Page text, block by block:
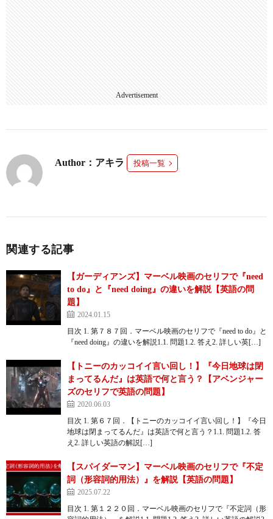
Advertisement
Author：アキラ 投稿一覧
関連する記事
【ガーディアンズ】マーベル映画のセリフで『need
to do』と『need doing』の違いを解説【英語の問
題】
2024.01.15
目次 1. 第７８７回．マーベル映画のセリフで『need to do』と
『need doing』の違いを解説1.1. 問題1.2. 答え2. 詳しい英[…]
【トニーのカッコイイ言い回し！】『今日地球は閉
まってるんだ』は英語で何と言う？【アベンジャー
ズのセリフで英語の問題】
2020.06.03
目次 1. 第６７回．【トニーのカッコイイ言い回し！】『今日
地球は閉まってるんだ』は英語で何と言う？1.1. 問題1.2. 答
え2. 詳しい英語の解説[…]
【スパイダーマン】マーベル映画のセリフで『不定
詞（形容詞的用法）』を解説【英語の問題】
2025.07.22
目次 1. 第１２２０回．マーベル映画のセリフで『不定詞（形